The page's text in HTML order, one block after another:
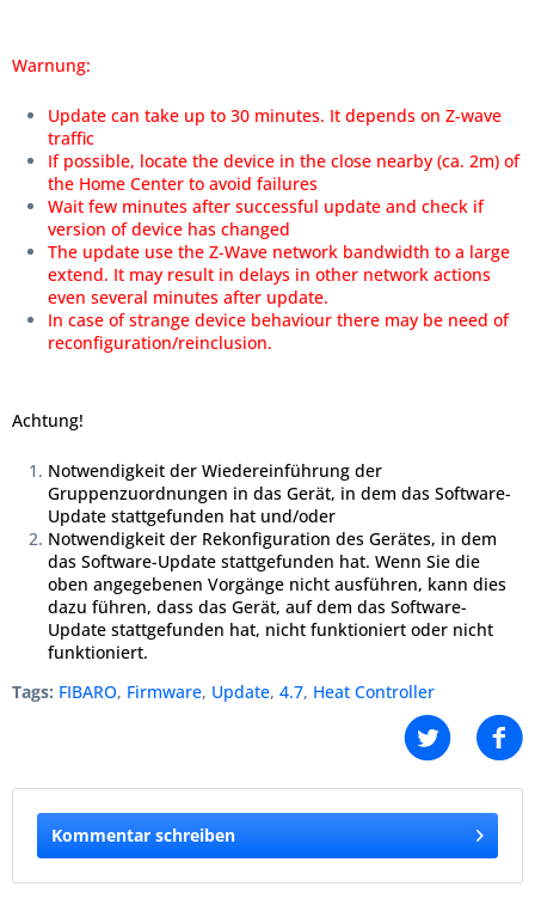
Warnung:
Update can take up to 30 minutes. It depends on Z-wave
traffic
If possible, locate the device in the close nearby (ca. 2m) of
the Home Center to avoid failures
Wait few minutes after successful update and check if
version of device has changed
The update use the Z-Wave network bandwidth to a large
extend. It may result in delays in other network actions
even several minutes after update.
In case of strange device behaviour there may be need of
reconfiguration/reinclusion.
Achtung!
Notwendigkeit der Wiedereinführung der
Gruppenzuordnungen in das Gerät, in dem das Software-
Update stattgefunden hat und/oder
Notwendigkeit der Rekonfiguration des Gerätes, in dem
das Software-Update stattgefunden hat. Wenn Sie die
oben angegebenen Vorgänge nicht ausführen, kann dies
dazu führen, dass das Gerät, auf dem das Software-
Update stattgefunden hat, nicht funktioniert oder nicht
funktioniert.
Tags: FIBARO, Firmware, Update, 4.7, Heat Controller
Kommentar schreiben